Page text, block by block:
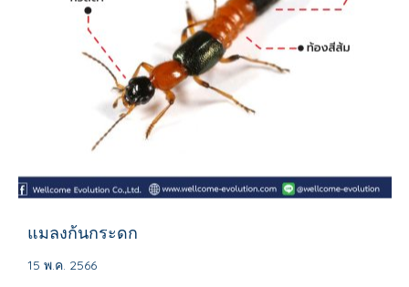
แมลงก้นกระดก
15 พ.ค. 2566